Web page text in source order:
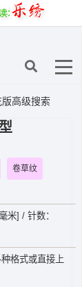
版高级搜索
卷草纹
米] / 针数：
格式或直接上